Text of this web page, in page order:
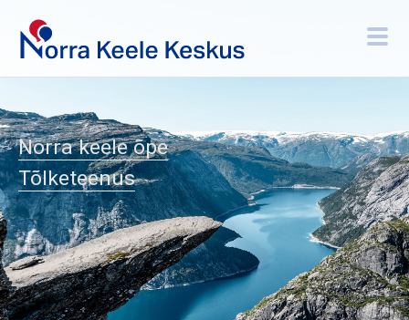
Norra keele õpe
Tõlketeenus